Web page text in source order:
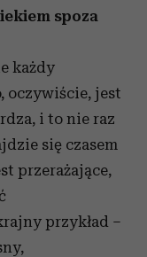
spoza
każdy
oczywiście, jest
i to nie raz
się czasem
przerażające,
przykład –